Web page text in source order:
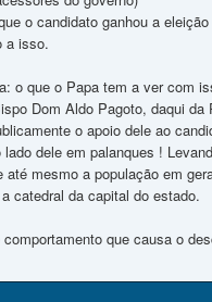
o candidato ganhou a
a isso.
o que o Papa tem a ver com
Dom Aldo Pagoto, daqui da
o apoio dele ao
lado dele em palanques !
até mesmo a população em
catedral da capital do estado.
que causa o